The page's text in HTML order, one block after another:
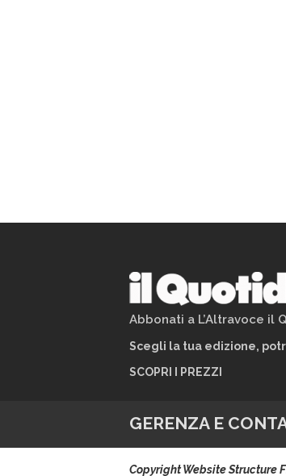
Abbonati a L’Altravoce il
Scegli la tua edizione,
SCOPRI I PREZZI
GERENZA E
Copyright Website Structure